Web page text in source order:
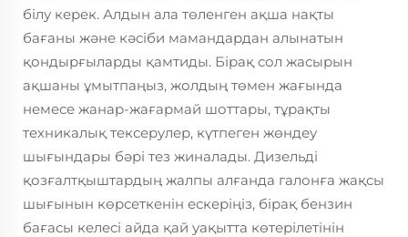
білу керек. Алдын ала төленген ақша нақты
бағаны және кәсіби мамандардан алынатын
қондырғыларды қамтиды. Бірақ сол жасырын
ақшаны ұмытпаңыз, жолдың төмен жағында
немесе жанар-жағармай шоттары, тұрақты
техникалық тексерулер, күтпеген жөндеу
шығындары бәрі тез жиналады. Дизельді
қозғалтқыштардың жалпы алғанда галонға жақсы
шығынын көрсеткенін ескеріңіз, бірақ бензин
бағасы келесі айда қай уақытта көтерілетінін